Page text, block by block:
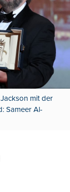
mit der
Sameer Al-